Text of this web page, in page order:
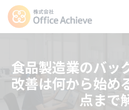
食品製造業のバッ
改善は何から始め
点まで